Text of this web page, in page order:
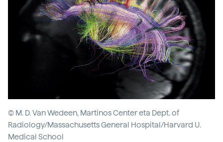
© M. D. Van Wedeen, Martinos Center eta Dept. of
Radiology/Massachusetts General Hospital/Harvard U.
Medical School